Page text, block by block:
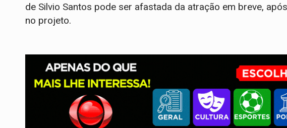
de Silvio Santos pode ser afastada da atração em breve,
no projeto.